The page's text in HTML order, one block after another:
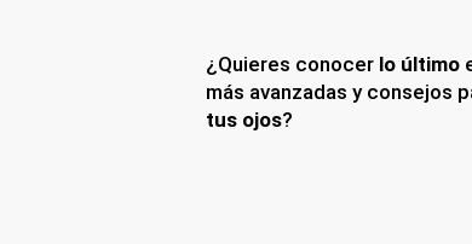
¿Quieres conocer lo último
más avanzadas y consejos
tus ojos?